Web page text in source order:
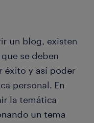
un blog, existen
se deben
éxito y así poder
personal. En
la temática
un tema